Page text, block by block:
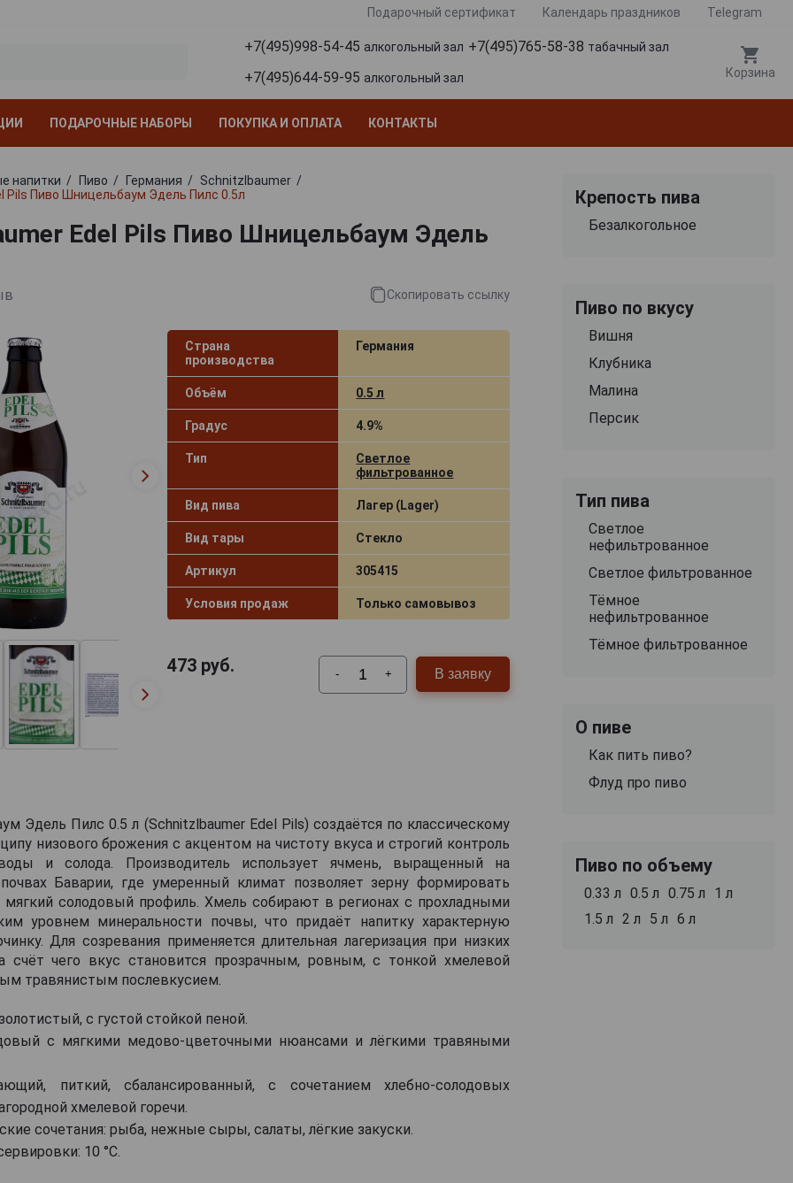
Подарочный сертификат Календарь праздников Telegram
+7(495)998-54-45 алкогольный зал +7(495)765-58-38 табачный зал
+7(495)644-59-95 алкогольный зал Корзина
ПОДАРОЧНЫЕ НАБОРЫ ПОКУПКА И ОПЛАТА КОНТАКТЫ
напитки Пиво Германия
Schnitzlbaumer
Pils Пиво Шницельбаум Эдель Пилс 0.5л
Edel Pils Пиво Шницельбаум Эдель
Скопировать ссылку
Страна
производства
Германия
Объём 0.5 л
Градус 4.9%
Тип
Светлое
фильтрованное
Вид пива Лагер (Lager)
Вид тары Стекло
Артикул 305415
Условия продаж Только самовывоз
473руб. - + В заявку
Эдель Пилс 0.5 л (Schnitzlbaumer Edel Pils) создаётся по классическому
низового брожения с акцентом на чистоту вкуса и строгий контроль
и солода. Производитель использует ячмень, выращенный на
Баварии, где умеренный климат позволяет зерну формировать
солодовый профиль. Хмель собирают в регионах с прохладными
уровнем минеральности почвы, что придаёт напитку характерную
Для созревания применяется длительная лагеризация при низких
счёт чего вкус становится прозрачным, ровным, с тонкой хмелевой
травянистым послевкусием.
с густой стойкой пеной.
с мягкими медово-цветочными нюансами и лёгкими травяными
питкий, сбалансированный, с сочетанием хлебно-солодовых
хмелевой горечи.
сочетания: рыба, нежные сыры, салаты, лёгкие закуски.
10 °C.
Крепость пива
Безалкогольное
Пиво по вкусу
Вишня
Клубника
Малина
Персик
Тип пива
Светлое
нефильтрованное
Светлое фильтрованное
Тёмное
нефильтрованное
Тёмное фильтрованное
О пиве
Как пить пиво?
Флуд про пиво
Пиво по объему
0.33 л 0.5 л 0.75 л
1 л
1.5 л
2 л 5 л 6 л